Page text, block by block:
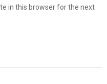
in this browser for the next